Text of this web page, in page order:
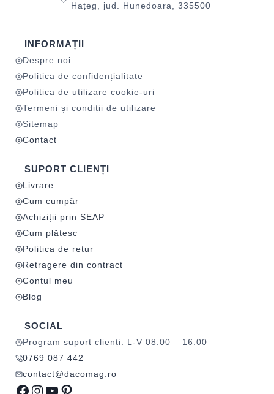
Hațeg, jud. Hunedoara, 335500
INFORMAȚII
Despre noi
Politica de confidențialitate
Politica de utilizare cookie-uri
Termeni și condiții de utilizare
Sitemap
Contact
SUPORT CLIENȚI
Livrare
Cum cumpăr
Achiziții prin SEAP
Cum plătesc
Politica de retur
Retragere din contract
Contul meu
Blog
SOCIAL
Program suport clienți: L-V 08:00 – 16:00
0769 087 442
contact@dacomag.ro
Facebook
Instagram
YouTube
Pinterest